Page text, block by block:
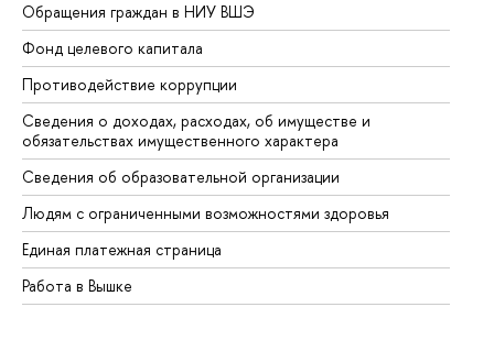
Обращения граждан в НИУ ВШЭ
Фонд целевого капитала
Противодействие коррупции
Сведения о доходах, расходах, об имуществе и
обязательствах имущественного характера
Сведения об образовательной организации
Людям с ограниченными возможностями здоровья
Единая платежная страница
Работа в Вышке